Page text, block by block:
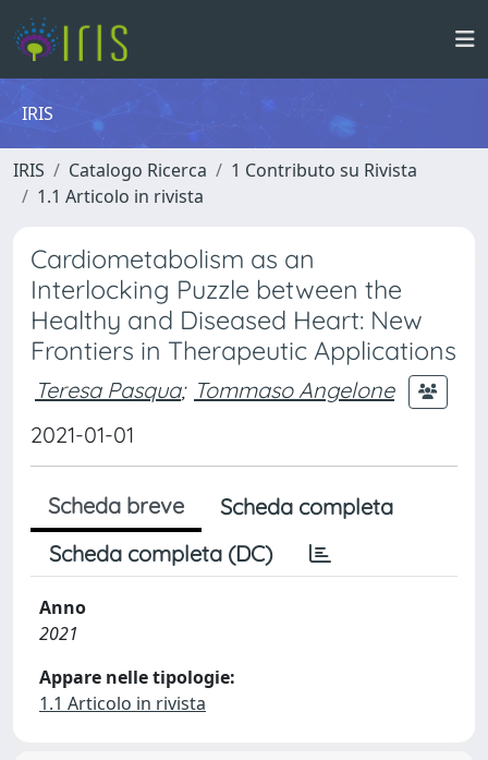
IRIS
IRIS Catalogo Ricerca
1 Contributo su Rivista
1.1 Articolo in rivista
Cardiometabolism as an
Interlocking Puzzle between the
Healthy and Diseased Heart: New
Frontiers in Therapeutic Applications
Teresa Pasqua; Tommaso Angelone
2021-01-01
Scheda breve
Scheda completa
Scheda completa (DC)
Anno
2021
Appare nelle tipologie:
1.1 Articolo in rivista